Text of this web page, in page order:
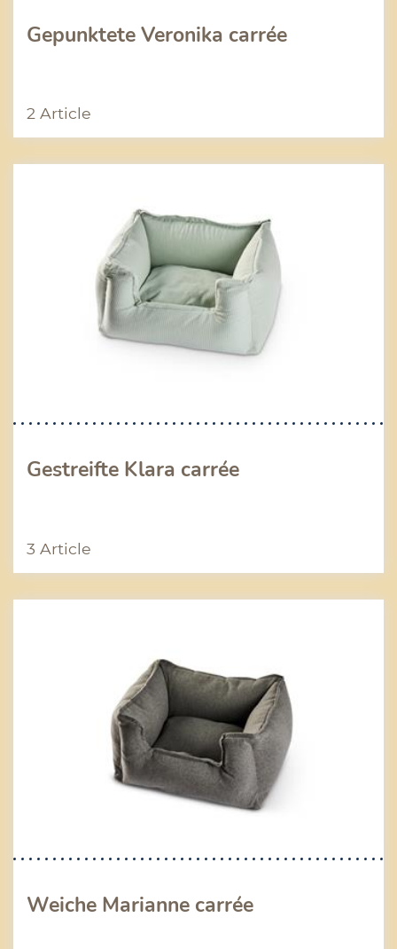
Gepunktete Veronika carrée
2 Article
Gestreifte Klara carrée
3 Article
Weiche Marianne carrée